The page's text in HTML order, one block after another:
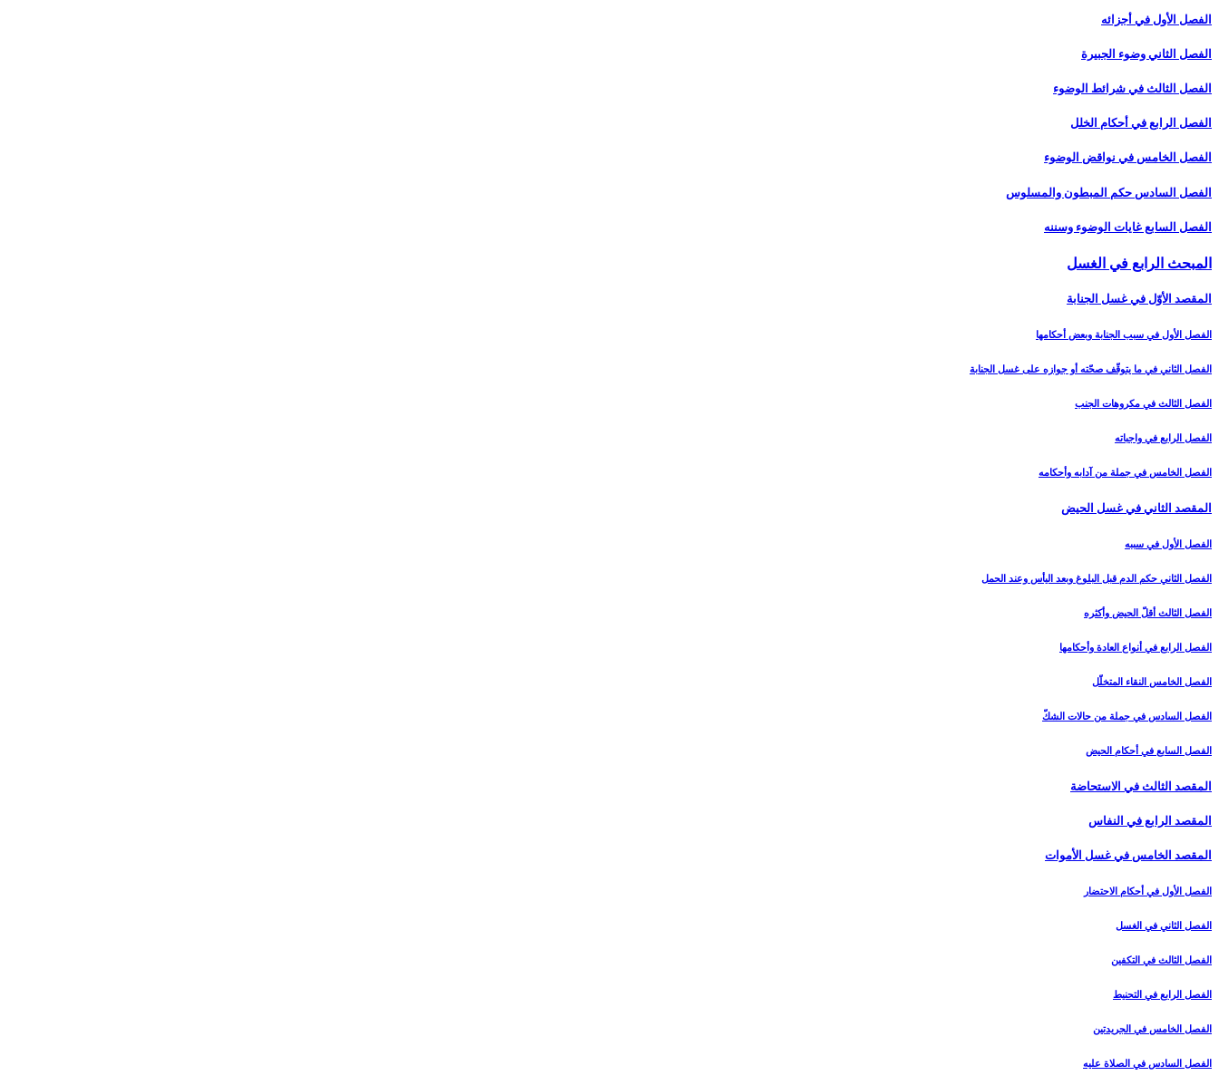
الفصل الأول في أجزائه‏
الفصل الثاني وضوء الجبيرة
الفصل الثالث في شرائط الوضوء
الفصل الرابع في أحكام الخلل
الفصل الخامس في نواقض الوضوء
الفصل السادس حكم المبطون والمسلوس‏
الفصل السابع غايات الوضوء وسننه‏
المبحث الرابع في الغسل‏
المقصد الأوّل في غسل الجنابة
الفصل الأول في سبب الجنابة وبعض أحكامها
الفصل الثاني في ما يتوقّف صحّته أو جوازه على غسل الجنابة
الفصل الثالث في مكروهات الجنب‏
الفصل الرابع في واجباته
الفصل الخامس في جملة من آدابه وأحكامه‏
المقصد الثاني في غسل الحيض‏
الفصل الأول في سببه
الفصل الثاني حكم الدم قبل البلوغ وبعد اليأس وعند الحمل‏
الفصل الثالث أقلّ الحيض وأكثره‏
الفصل الرابع في أنواع العادة وأحكامها
الفصل الخامس النقاء المتخلّل‏
الفصل السادس في جملة من حالات الشكّ‏
الفصل السابع في أحكام الحيض
المقصد الثالث في الاستحاضة
المقصد الرابع في النفاس‏
المقصد الخامس في غسل الأموات‏
الفصل الأول في أحكام الاحتضار
الفصل الثاني في الغسل
الفصل الثالث في التكفين
الفصل الرابع‏ في التحنيط
الفصل الخامس في الجريدتين
الفصل السادس في الصلاة عليه